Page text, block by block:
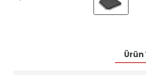
Ürün